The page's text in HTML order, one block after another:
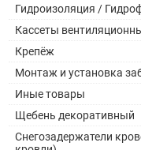
Гидроизоляция /
Кассеты
Крепёж
Монтаж и установка
Иные товары
Щебень декоративный
Снегозадержатели